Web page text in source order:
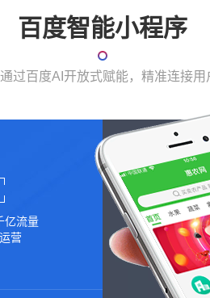
百度智能小程序
过百度AI开放式赋能，精准连接
亿流量
营